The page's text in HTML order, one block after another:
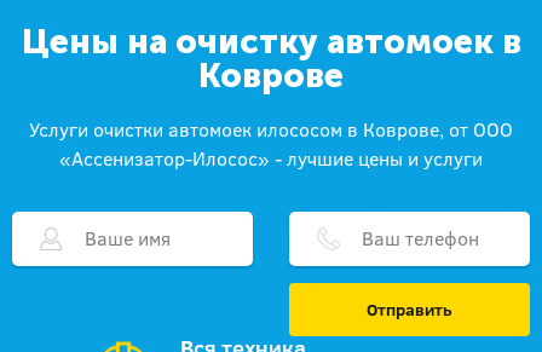
Цены на очистку автомоек в
Коврове
Услуги очистки автомоек илососом в Коврове, от ООО
«Ассенизатор-Илосос» - лучшие цены и услуги
Отправить